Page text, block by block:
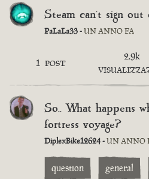
Steam can't sign
PaLaLa33 -UN ANNO FA
1 POST
2.9k
So.. What happens
fortress voyage?
DiplexBike12624 -UN ANNO
question general